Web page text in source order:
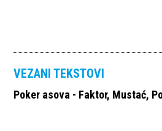
VEZANI TEKSTOVI
Poker asova - Faktor, Mustać,